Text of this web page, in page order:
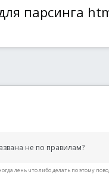
парсинга
не по правилам?
лень что либо делать по этому